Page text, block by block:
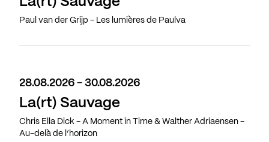
Paul van der Grijp - Les lumières de Paulva
28.08.2026 - 30.08.2026
La(rt) Sauvage
Chris Ella Dick - A Moment in Time & Walther Adriaensen -
Au-delà de l’horizon